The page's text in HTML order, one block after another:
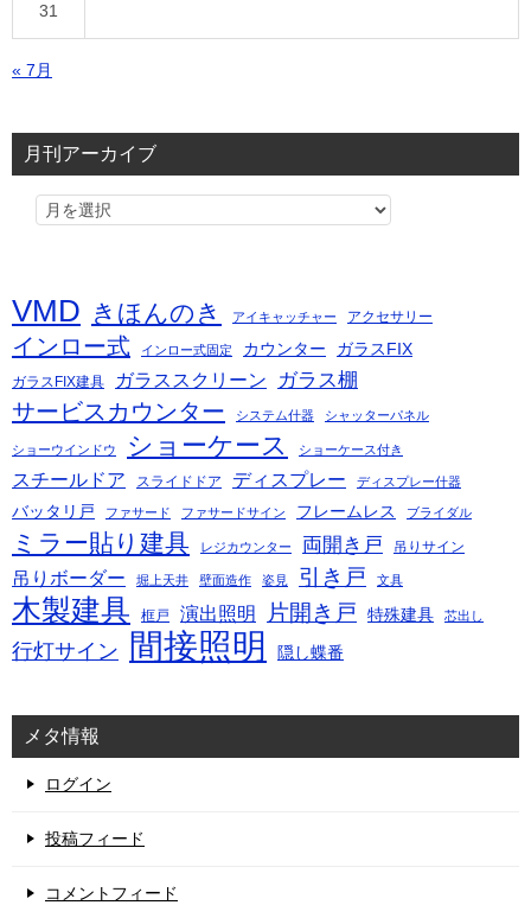
31
« 7月
月刊アーカイブ
VMD きほんのき アイキャッチャー アクセサリー
インロー式 インロー式固定 カウンター ガラスFIX
ガラスFIX建具 ガラススクリーン ガラス棚
サービスカウンター システム什器 シャッターパネル
ショーウインドウ ショーケース ショーケース付き
スチールドア スライドドア ディスプレー ディスプレー什器
バッタリ戸 ファサード ファサードサイン フレームレス ブライダル
ミラー貼り建具 レジカウンター 両開き戸 吊りサイン
吊りボーダー 堀上天井 壁面造作 姿見 引き戸 文具
木製建具 框戸 演出照明 片開き戸 特殊建具 芯出し
行灯サイン 間接照明 隠し蝶番
メタ情報
ログイン
投稿フィード
コメントフィード